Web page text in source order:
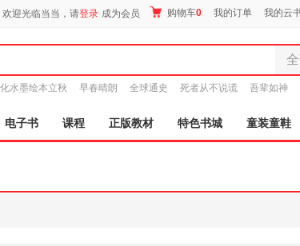
欢迎光临当当，请登录 成为会员 购物车0 我的订单 我的云
图书
电
水墨绘本立秋 早春晴朗 全球通史 死者从不说谎 吾辈如神
电子书 课程 正版教材 特色书城 童装童鞋